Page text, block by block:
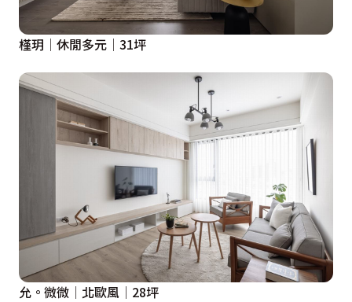
槿玥│休閒多元│31坪
允。微微│北歐風│28坪